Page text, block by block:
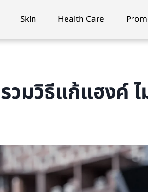
Skin Health Care
วมวิธีแก้แฮงค์